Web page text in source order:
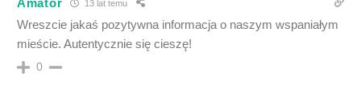
13 lat temu
Wreszcie jakaś pozytywna informacja o naszym wspaniałym
mieście. Autentycznie się cieszę!
0